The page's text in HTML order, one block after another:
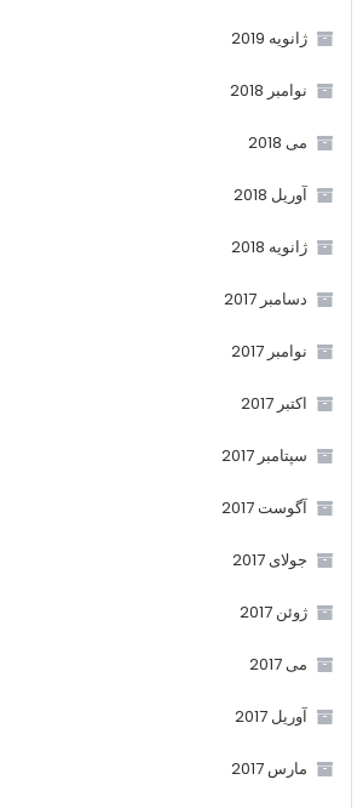
ژانویه 2019
نوامبر 2018
می 2018
آوریل 2018
ژانویه 2018
دسامبر 2017
نوامبر 2017
اکتبر 2017
سپتامبر 2017
آگوست 2017
جولای 2017
ژوئن 2017
می 2017
آوریل 2017
مارس 2017